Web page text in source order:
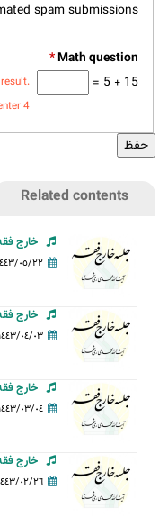
spam submissions.
*
15 + 5 =
4.
Related contents
خارج
١٤٤٣/٠٥/
خارج
١٤٤٣/٠٤/
خارج
١٤٤٣/٠٣/
خارج
١٤٤٣/٠٢/